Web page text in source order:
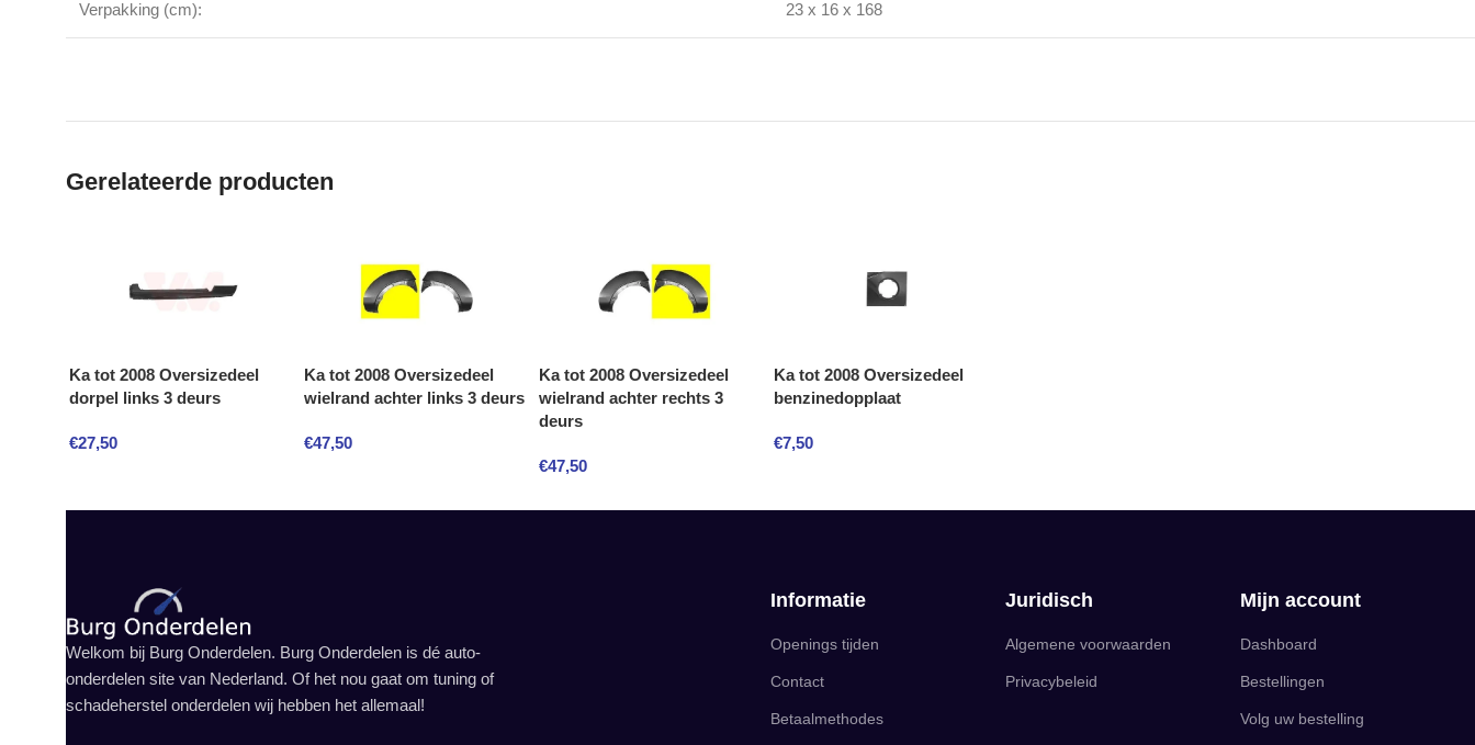
Verpakking (cm): 23 x 16 x 168
Gerelateerde producten
Ka tot 2008 Oversizedeel
dorpel links 3 deurs
€27,50
Ka tot 2008 Oversizedeel
wielrand achter links 3 deurs
€47,50
Ka tot 2008 Oversizedeel
wielrand achter rechts 3
deurs
€47,50
Ka tot 2008 Oversizedeel
benzinedopplaat
€7,50
Informatie
Openings tijden
Contact
Betaalmethodes
Juridisch
Algemene voorwaarden
Privacybeleid
Mijn account
Dashboard
Bestellingen
Volg uw bestelling
Welkom bij Burg Onderdelen. Burg Onderdelen is dé auto-
onderdelen site van Nederland. Of het nou gaat om tuning of
schadeherstel onderdelen wij hebben het allemaal!